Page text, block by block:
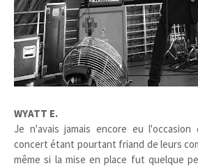
WYATT E.
Je n'avais jamais encore eu l'occasion
concert étant pourtant friand de leurs
même si la mise en place fut quelque